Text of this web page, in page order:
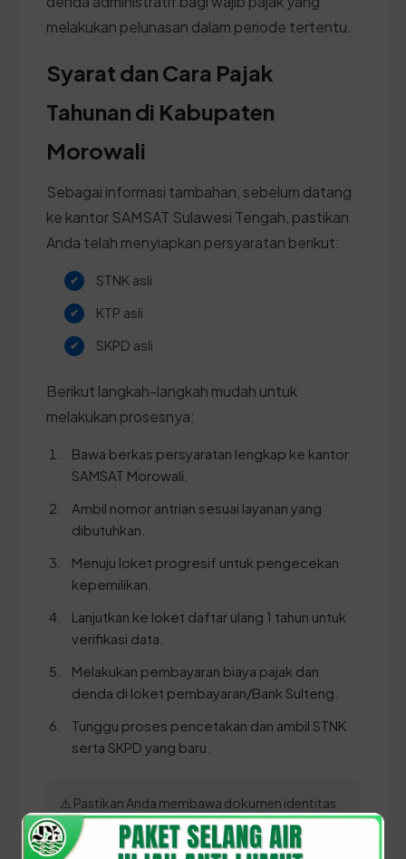
melakukan pelunasan dalam periode tertentu.
Syarat dan Cara Pajak
Tahunan di Kabupaten
Morowali
Sebagai informasi tambahan, sebelum datang
ke kantor SAMSAT Sulawesi Tengah, pastikan
Anda telah menyiapkan persyaratan berikut:
STNK asli
KTP asli
SKPD asli
Berikut langkah-langkah mudah untuk
melakukan prosesnya:
Bawa berkas persyaratan lengkap ke kantor
SAMSAT Morowali.
Ambil nomor antrian sesuai layanan yang
dibutuhkan.
Menuju loket progresif untuk pengecekan
kepemilikan.
Lanjutkan ke loket daftar ulang 1 tahun untuk
verifikasi data.
Melakukan pembayaran biaya pajak dan
denda di loket pembayaran/Bank Sulteng.
Tunggu proses pencetakan dan ambil STNK
serta SKPD yang baru.
⚠️ Pastikan Anda membawa dokumen identitas
(KTP) dan STNK asli yang masih terbaca jelas
untuk mempercepat proses sinkronisasi data